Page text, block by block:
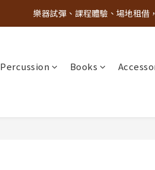
古亭門市 + 先進音樂教室週
樂器試彈、課程體驗、場地租借
Percussion Books